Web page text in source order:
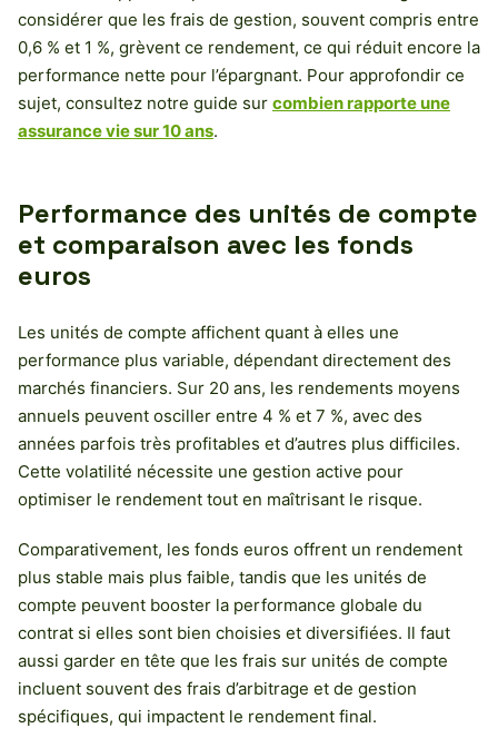
considérer que les frais de gestion, souvent compris entre
0,6 % et 1 %, grèvent ce rendement, ce qui réduit encore la
performance nette pour l’épargnant. Pour approfondir ce
sujet, consultez notre guide sur combien rapporte une
assurance vie sur 10 ans.
Performance des unités de compte
et comparaison avec les fonds
euros
Les unités de compte affichent quant à elles une
performance plus variable, dépendant directement des
marchés financiers. Sur 20 ans, les rendements moyens
annuels peuvent osciller entre 4 % et 7 %, avec des
années parfois très profitables et d’autres plus difficiles.
Cette volatilité nécessite une gestion active pour
optimiser le rendement tout en maîtrisant le risque.
Comparativement, les fonds euros offrent un rendement
plus stable mais plus faible, tandis que les unités de
compte peuvent booster la performance globale du
contrat si elles sont bien choisies et diversifiées. Il faut
aussi garder en tête que les frais sur unités de compte
incluent souvent des frais d’arbitrage et de gestion
spécifiques, qui impactent le rendement final.